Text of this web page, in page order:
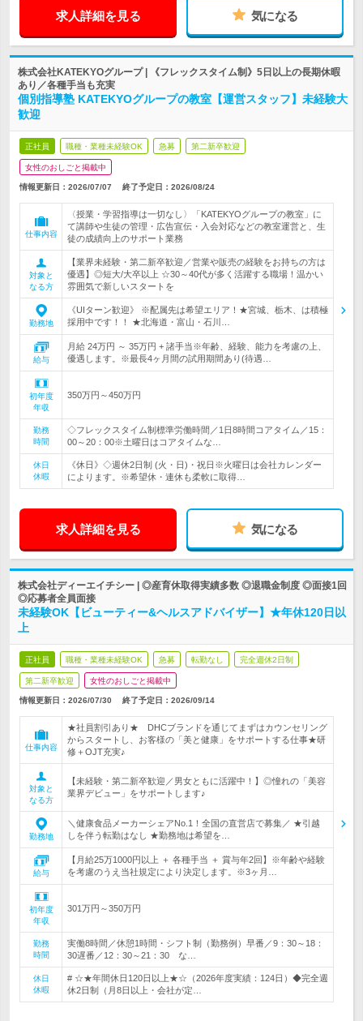
求人詳細を見る 気になる
株式会社KATEKYOグループ | 《フレックスタイム制》5日以上の長期休暇
あり／各種手当も充実
個別指導塾 KATEKYOグループの教室【運営スタッフ】未経験大
歓迎
正社員 職種・業種未経験OK 急募 第二新卒歓迎
女性のおしごと掲載中
情報更新日：2026/07/07 終了予定日： 2026/08/24
仕事内容
〈授業・学習指導は一切なし〉「KATEKYOグループの教室」に
て講師や生徒の管理・広告宣伝・入会対応などの教室運営と、生
徒の成績向上のサポート業務
対象と
なる方
【業界未経験・第二新卒歓迎／営業や販売の経験をお持ちの方は
優遇】◎短大/大卒以上 ☆30～40代が多く活躍する職場！温かい
雰囲気で新しいスタートを
勤務地
《UIターン歓迎》 ※配属先は希望エリア！★宮城、栃木、は積極
採用中です！！ ★北海道・富山・石川…
給与
月給 24万円 ～ 35万円 + 諸手当※年齢、経験、能力を考慮の上、
優遇します。※最長4ヶ月間の試用期間あり(待遇…
初年度
年収
350万円～450万円
勤務
時間
◇フレックスタイム制標準労働時間／1日8時間コアタイム／15：
00～20：00※土曜日はコアタイムな…
休日
休暇
《休日》◇週休2日制 (火・日)・祝日※火曜日は会社カレンダー
によります。※希望休・連休も柔軟に取得…
求人詳細を見る 気になる
株式会社ディーエイチシー | ◎産育休取得実績多数 ◎退職金制度 ◎面接1回
◎応募者全員面接
未経験OK【ビューティー&ヘルスアドバイザー】★年休120日以
上
正社員 職種・業種未経験OK 急募 転勤なし 完全週休2日制
第二新卒歓迎 女性のおしごと掲載中
情報更新日：2026/07/30 終了予定日： 2026/09/14
仕事内容
★社員割引あり★ DHCブランドを通じてまずはカウンセリング
からスタートし、お客様の「美と健康」をサポートする仕事★研
修＋OJT充実♪
対象と
なる方
【未経験・第二新卒歓迎／男女ともに活躍中！】◎憧れの「美容
業界デビュー」をサポートします♪
勤務地
＼健康食品メーカーシェアNo.1！全国の直営店で募集／ ★引越
しを伴う転勤はなし ★勤務地は希望を…
給与
【月給25万1000円以上 ＋ 各種手当 ＋ 賞与年2回】※年齢や経験
を考慮のうえ当社規定により決定します。※3ヶ月…
初年度
年収
301万円～350万円
勤務
時間
実働8時間／休憩1時間・シフト制（勤務例）早番／9：30～18：
30遅番／12：30～21：30 な…
休日
休暇
# ☆★年間休日120日以上★☆（2026年度実績：124日）◆完全週
休2日制（月8日以上・会社が定…